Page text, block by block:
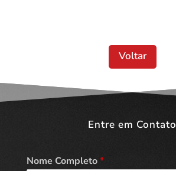
Voltar
Entre em Contato
Nome Completo*